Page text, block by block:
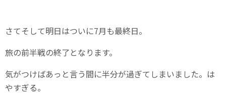
さてそして明日はついに7月も最終日。
旅の前半戦の終了となります。
気がつけばあっと言う間に半分が過ぎてしまいました。は
やすぎる。